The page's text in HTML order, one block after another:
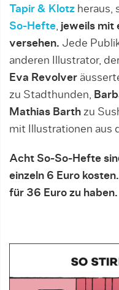
Tapir & Klotz heraus,
So-Hefte jeweils mit
versehen. Jede
anderen Illustrator,
Eva Revolver
zu Stadthunden,
Mathias Barth zu
mit Illustrationen aus
Acht So-So-Hefte
einzeln 6 Euro
für 36 Euro zu haben.